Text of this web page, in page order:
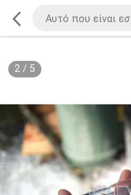
2/ 5